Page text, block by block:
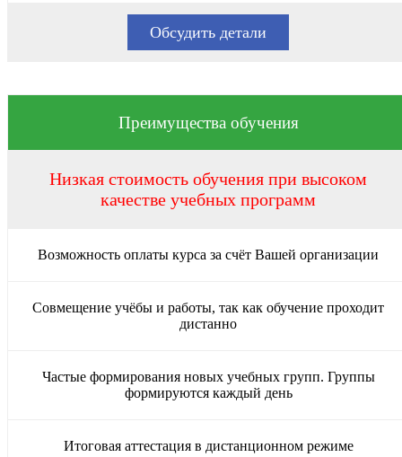
Обсудить детали
Преимущества обучения
Низкая стоимость обучения при высоком
качестве учебных программ
Возможность оплаты курса за счёт Вашей организации
Совмещение учёбы и работы, так как обучение проходит
дистанно
Частые формирования новых учебных групп. Группы
формируются каждый день
Итоговая аттестация в дистанционном режиме